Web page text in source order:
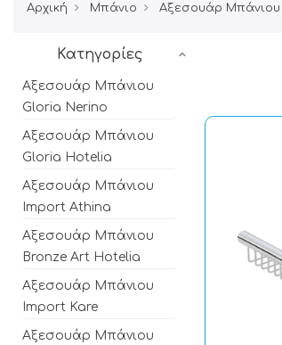
Αρχική Μπάνιο Αξεσουάρ Μπάνιου
Κατηγορίες
Αξεσουάρ Μπάνιου
Gloria Nerino
Αξεσουάρ Μπάνιου
Gloria Hotelia
Αξεσουάρ Μπάνιου
Import Athina
Αξεσουάρ Μπάνιου
Bronze Art Hotelia
Αξεσουάρ Μπάνιου
Import Kare
Αξεσουάρ Μπάνιου